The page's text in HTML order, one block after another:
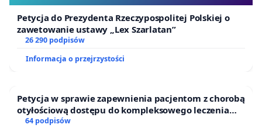
Petycja do Prezydenta Rzeczypospolitej Polskiej o
zawetowanie ustawy „Lex Szarlatan”
26 290 podpisów
Informacja o przejrzystości
Petycja w sprawie zapewnienia pacjentom z chorobą
otyłościową dostępu do kompleksowego leczenia
oraz programów profilaktycznych.
64 podpisów